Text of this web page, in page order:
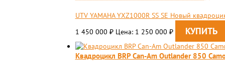
UTV YAMAHA YXZ1000R SS SE Новый
1 450 000 ₽ Цена: 1 250 000 ₽
Квадроцикл BRP Can-Am Outlander 850